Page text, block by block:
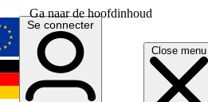
Ga naar de hoofdinhoud
Close menu
English
Deutsch
Se connecter